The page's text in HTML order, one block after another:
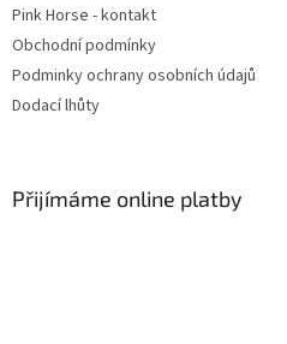
Pink Horse - kontakt
Obchodní podmínky
Podminky ochrany osobních údajů
Dodací lhůty
Přijímáme online platby